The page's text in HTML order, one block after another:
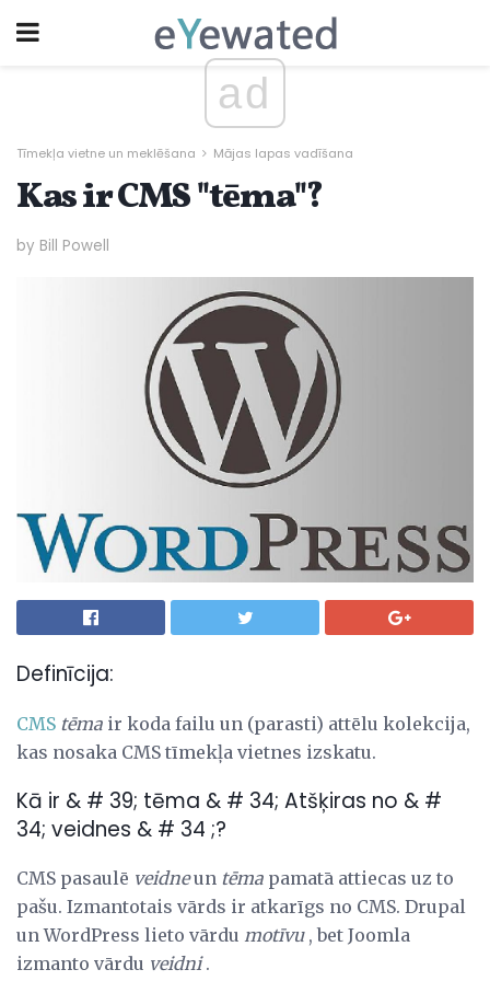
ad
Tīmekļa vietne un meklēšana Mājas lapas vadīšana
Kas ir CMS "tēma"?
by Bill Powell
Definīcija:
CMS tēma ir koda failu un (parasti) attēlu kolekcija,
kas nosaka CMS tīmekļa vietnes izskatu.
Kā ir & # 39; tēma & # 34; Atšķiras no & #
34; veidnes & # 34 ;?
CMS pasaulē veidneun tēma pamatā attiecas uz to
pašu. Izmantotais vārds ir atkarīgs no CMS. Drupal
un WordPress lieto vārdu motīvu, bet Joomla
izmanto vārdu veidni.